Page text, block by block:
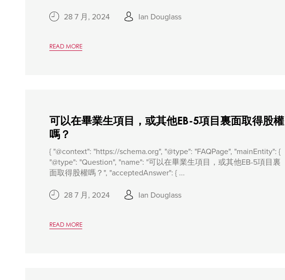
28 7 月, 2024 Ian Douglass
READ MORE
可以在畢業生項目，或其他EB-5項目裏面取得股權
嗎？
{ "@context": "https://schema.org", "@type": "FAQPage", "mainEntity": {
"@type": "Question", "name": "可以在畢業生項目，或其他EB-5項目裏
面取得股權嗎？", "acceptedAnswer": { ...
28 7 月, 2024 Ian Douglass
READ MORE